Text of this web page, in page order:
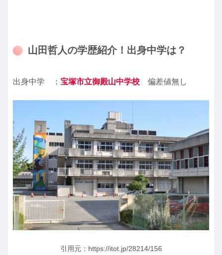
山田哲人の学歴紹介！出身中学は？
出身中学 ： 宝塚市立御殿山中学校 偏差値無し
引用元：https://itot.jp/28214/156